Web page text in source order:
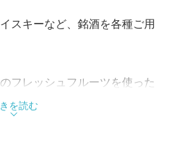
スキーなど、銘酒を各種ご用
フレッシュフルーツを使った
めです。
を読む